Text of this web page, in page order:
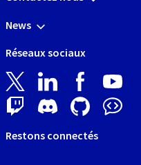
News
Réseaux sociaux
Restons connectés